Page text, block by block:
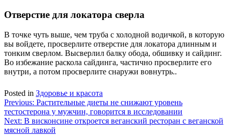
Отверстие для локатора сверла
В точке чуть выше, чем труба с холодной водичкой, в которую
вы войдете, просверлите отверстие для локатора длинным и
тонким сверлом. Высверлил балку обода, обшивку и сайдинг.
Во избежание раскола сайдинга, частично просверлите его
внутри, а потом просверлите снаружи вовнутрь..
Posted in Здоровье и красота
Навигация
по
записям
Previous: Растительные диеты не снижают уровень
тестостерона у мужчин, говорится в исследовании
Next: В висконсине откроется веганский ресторан с веганской
мясной лавкой